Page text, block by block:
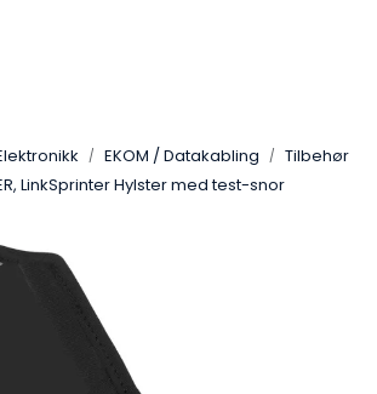
EKOM / Datakabling
Tilbehør
LinkSprinter Hylster med test-snor